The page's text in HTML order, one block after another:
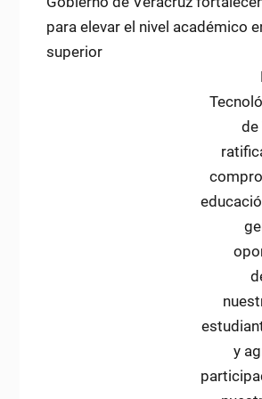
de
entradas
para elevar el nivel académico
superior
de
y